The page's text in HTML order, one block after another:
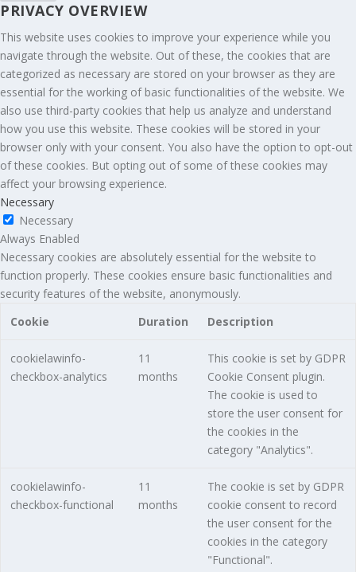
PRIVACY OVERVIEW
This website uses cookies to improve your experience while you
navigate through the website. Out of these, the cookies that are
categorized as necessary are stored on your browser as they are
essential for the working of basic functionalities of the website. We
also use third-party cookies that help us analyze and understand
how you use this website. These cookies will be stored in your
browser only with your consent. You also have the option to opt-out
of these cookies. But opting out of some of these cookies may
affect your browsing experience.
Necessary
Necessary
Always Enabled
Necessary cookies are absolutely essential for the website to
function properly. These cookies ensure basic functionalities and
security features of the website, anonymously.
Cookie
Duration Description
cookielawinfo-
checkbox-analytics
11
months
This cookie is set by GDPR
Cookie Consent plugin.
The cookie is used to
store the user consent for
the cookies in the
category "Analytics".
cookielawinfo-
checkbox-functional
11
months
The cookie is set by GDPR
cookie consent to record
the user consent for the
cookies in the category
"Functional".